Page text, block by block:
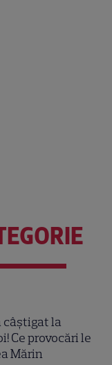
câștigat la
Ce provocări le
Mărin